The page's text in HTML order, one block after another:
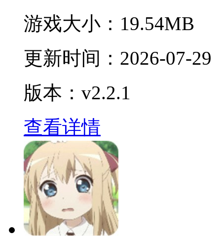
游戏大小： 19.54MB
更新时间： 2026-07-29
版本：v2.2.1
查看详情